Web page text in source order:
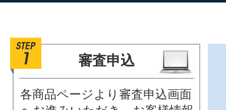
審査申込
各商品ページより審査申込画面